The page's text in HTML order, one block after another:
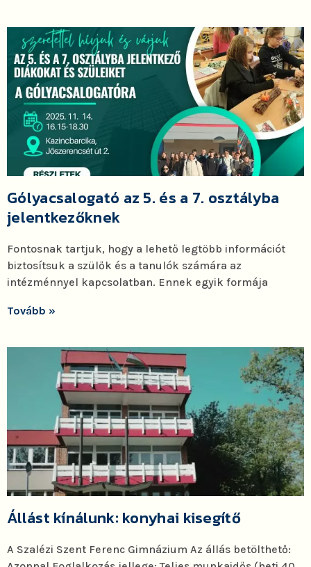
Gólyacsalogató az 5. és a 7. osztályba
jelentkezőknek
Fontosnak tartjuk, hogy a lehető legtöbb információt
biztosítsuk a szülők és a tanulók számára az
intézménnyel kapcsolatban. Ennek egyik formája
Tovább »
Állást kínálunk: konyhai kisegítő
A Szalézi Szent Ferenc Gimnázium Az állás betölthető: